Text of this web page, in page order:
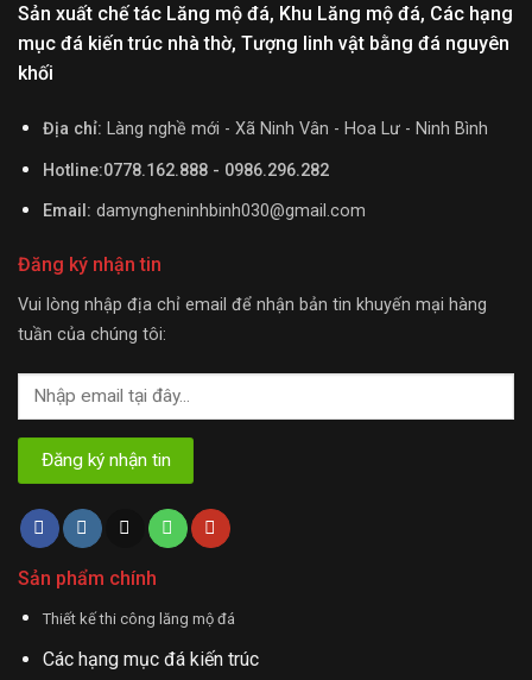
Sản xuất chế tác Lăng mộ đá, Khu Lăng mộ đá, Các hạng
mục đá kiến trúc nhà thờ, Tượng linh vật bằng đá nguyên
khối
Địa chỉ: Làng nghề mới - Xã Ninh Vân - Hoa Lư - Ninh Bình
Hotline:0778.162.888 - 0986.296.282
Email: damyngheninhbinh030@gmail.com
Đăng ký nhận tin
Vui lòng nhập địa chỉ email để nhận bản tin khuyến mại hàng
tuần của chúng tôi:
Sản phẩm chính
Thiết kế thi công lăng mộ đá
Các hạng mục đá kiến trúc